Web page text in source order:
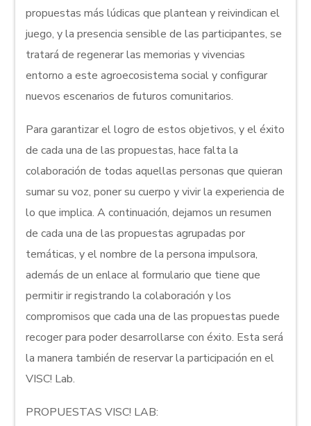
propuestas más lúdicas que plantean y reivindican el
juego, y la presencia sensible de las participantes, se
tratará de regenerar las memorias y vivencias
entorno a este agroecosistema social y configurar
nuevos escenarios de futuros comunitarios.
Para garantizar el logro de estos objetivos, y el éxito
de cada una de las propuestas, hace falta la
colaboración de todas aquellas personas que quieran
sumar su voz, poner su cuerpo y vivir la experiencia de
lo que implica. A continuación, dejamos un resumen
de cada una de las propuestas agrupadas por
temáticas, y el nombre de la persona impulsora,
además de un enlace al formulario que tiene que
permitir ir registrando la colaboración y los
compromisos que cada una de las propuestas puede
recoger para poder desarrollarse con éxito. Esta será
la manera también de reservar la participación en el
VISC! Lab.
PROPUESTAS VISC! LAB: